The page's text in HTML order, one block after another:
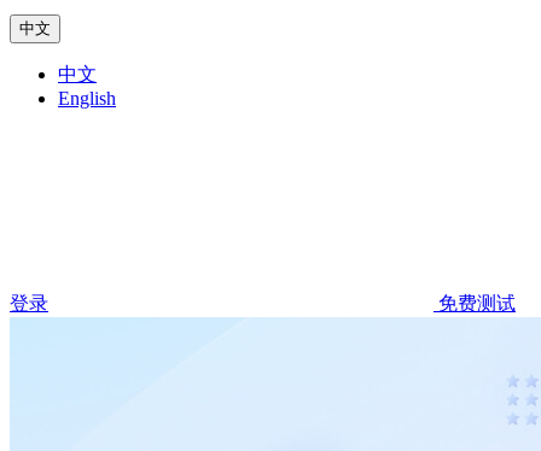
中文
中文
English
登录 免费测试